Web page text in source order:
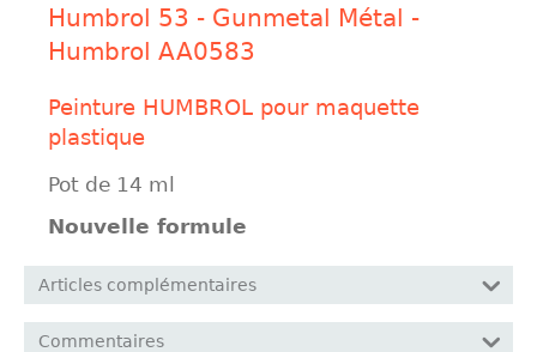
Humbrol 53 - Gunmetal Métal -
Humbrol AA0583
Peinture HUMBROL pour maquette
plastique
Pot de 14 ml
Nouvelle formule
Articles complémentaires
Commentaires